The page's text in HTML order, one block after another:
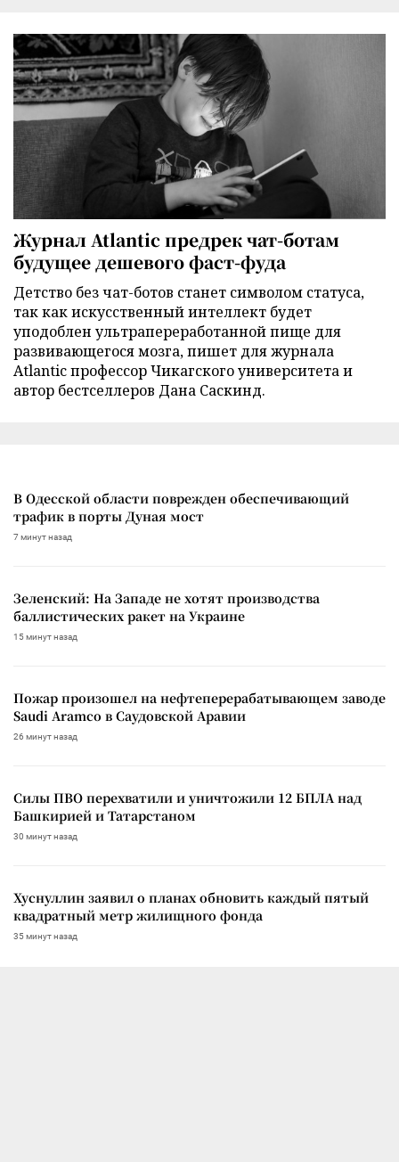
Журнал Atlantic предрек чат-ботам
будущее дешевого фаст-фуда
Детство без чат-ботов станет символом статуса,
так как искусственный интеллект будет
уподоблен ультрапереработанной пище для
развивающегося мозга, пишет для журнала
Atlantic профессор Чикагского университета и
автор бестселлеров Дана Саскинд.
В Одесской области поврежден обеспечивающий
трафик в порты Дуная мост
7 минут назад
Зеленский: На Западе не хотят производства
баллистических ракет на Украине
15 минут назад
Пожар произошел на нефтеперерабатывающем заводе
Saudi Aramco в Саудовской Аравии
26 минут назад
Силы ПВО перехватили и уничтожили 12 БПЛА над
Башкирией и Татарстаном
30 минут назад
Хуснуллин заявил о планах обновить каждый пятый
квадратный метр жилищного фонда
35 минут назад